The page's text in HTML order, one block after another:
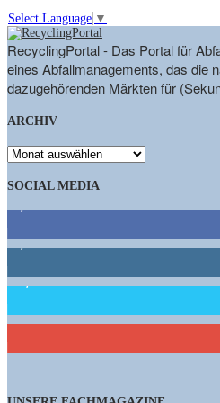
Select Language ▼
RecyclingPortal - Das Portal für
eines Abfallmanagements, das die
dazugehörenden Märkten für
ARCHIV
ARCHIV
SOCIAL MEDIA
1,662 Follower
15,658 Follower
460 Abonnenten